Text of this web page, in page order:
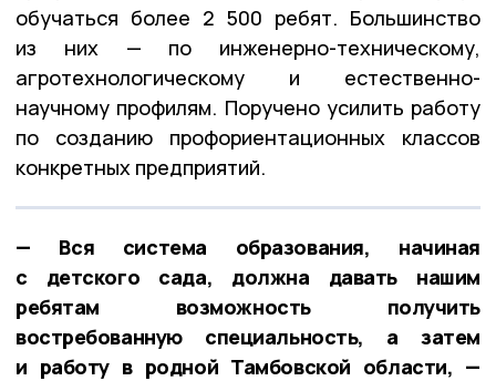
обучаться более 2 500 ребят. Большинство
из них — по инженерно-техническому,
агротехнологическому и естественно-
научному профилям. Поручено усилить работу
по созданию профориентационных классов
конкретных предприятий.
— Вся система образования, начиная
с детского сада, должна давать нашим
ребятам возможность получить
востребованную специальность, а затем
и работу в родной Тамбовской области, —